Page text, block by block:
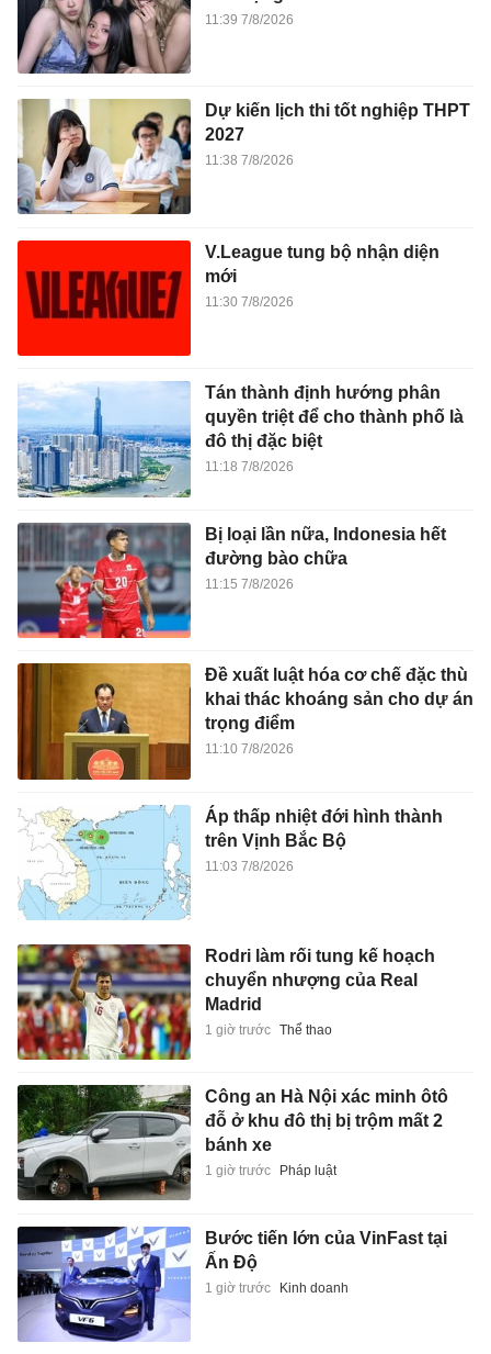
11:39 7/8/2026
Dự kiến lịch thi tốt nghiệp THPT
2027
11:38 7/8/2026
V.League tung bộ nhận diện
mới
11:30 7/8/2026
Tán thành định hướng phân
quyền triệt để cho thành phố là
đô thị đặc biệt
11:18 7/8/2026
Bị loại lần nữa, Indonesia hết
đường bào chữa
11:15 7/8/2026
Đề xuất luật hóa cơ chế đặc thù
khai thác khoáng sản cho dự án
trọng điểm
11:10 7/8/2026
Áp thấp nhiệt đới hình thành
trên Vịnh Bắc Bộ
11:03 7/8/2026
Rodri làm rối tung kế hoạch
chuyển nhượng của Real
Madrid
1 giờ trước Thể thao
Công an Hà Nội xác minh ôtô
đỗ ở khu đô thị bị trộm mất 2
bánh xe
1 giờ trước Pháp luật
Bước tiến lớn của VinFast tại
Ấn Độ
1 giờ trước Kinh doanh